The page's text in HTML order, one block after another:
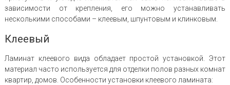
зависимости от крепления, его можно устанавливать
несколькими способами – клеевым, шпунтовым и клинковым.
Клеевый
Ламинат клеевого вида обладает простой установкой. Этот
материал часто используется для отделки полов разных комнат
квартир, домов. Особенности установки клеевого ламината: